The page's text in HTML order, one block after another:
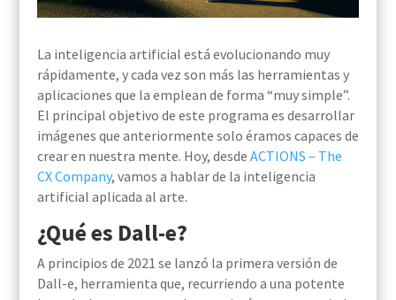
La inteligencia artificial está evolucionando muy
rápidamente, y cada vez son más las herramientas y
aplicaciones que la emplean de forma “muy simple”.
El principal objetivo de este programa es desarrollar
imágenes que anteriormente solo éramos capaces de
crear en nuestra mente. Hoy, desde ACTIONS – The
CX Company, vamos a hablar de la inteligencia
artificial aplicada al arte.
¿Qué es Dall-e?
A principios de 2021 se lanzó la primera versión de
Dall-e, herramienta que, recurriendo a una potente